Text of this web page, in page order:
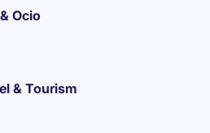
Ocio
& Tourism